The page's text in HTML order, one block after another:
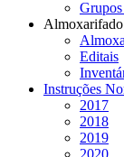
Editais
Instruções
2017
2018
2019
2020